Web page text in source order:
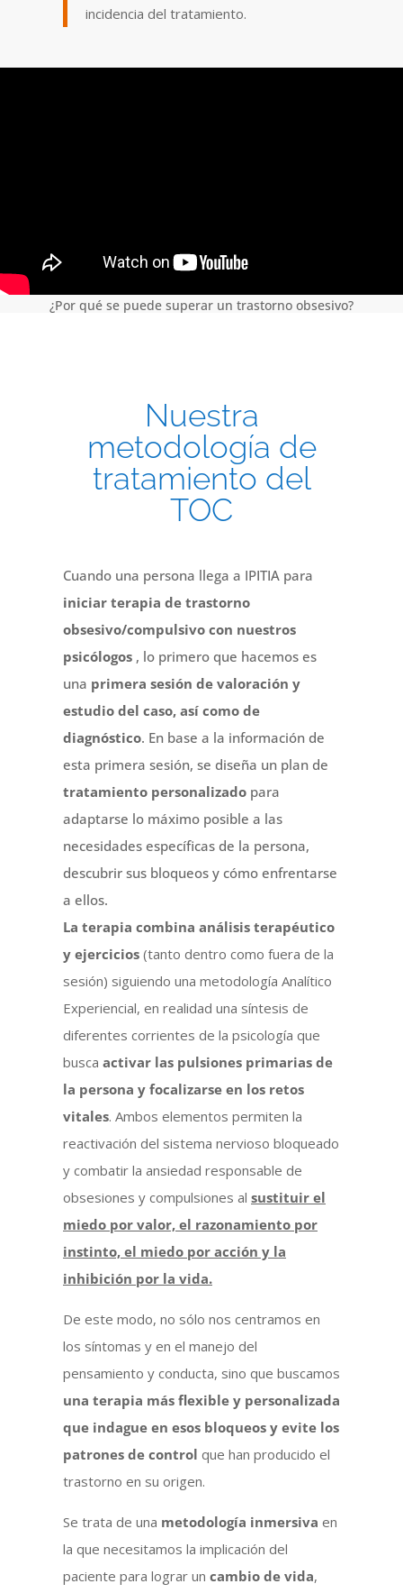
incidencia del tratamiento.
¿Por qué se puede superar un trastorno obsesivo?
Nuestra
metodología de
tratamiento del
TOC
Cuando una persona llega a IPITIA para
iniciar terapia de trastorno
obsesivo/compulsivo con nuestros
psicólogos , lo primero que hacemos es
una primera sesión de valoración y
estudio del caso, así como de
diagnóstico. En base a la información de
esta primera sesión, se diseña un plan de
tratamiento personalizado para
adaptarse lo máximo posible a las
necesidades específicas de la persona,
descubrir sus bloqueos y cómo enfrentarse
a ellos.
La terapia combina análisis terapéutico
y ejercicios (tanto dentro como fuera de la
sesión) siguiendo una metodología Analítico
Experiencial, en realidad una síntesis de
diferentes corrientes de la psicología que
busca activar las pulsiones primarias de
la persona y focalizarse en los retos
vitales. Ambos elementos permiten la
reactivación del sistema nervioso bloqueado
y combatir la ansiedad responsable de
obsesiones y compulsiones al sustituir el
miedo por valor, el razonamiento por
instinto, el miedo por acción y la
inhibición por la vida.
De este modo, no sólo nos centramos en
los síntomas y en el manejo del
pensamiento y conducta, sino que buscamos
una terapia más flexible y personalizada
que indague en esos bloqueos y evite los
patrones de control que han producido el
trastorno en su origen.
Se trata de una metodología inmersiva en
la que necesitamos la implicación del
paciente para lograr un cambio de vida,